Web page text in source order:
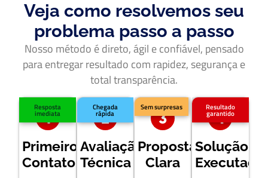
Veja como resolvemos seu
problema passo a passo
Nosso método é direto, ágil e confiável, pensado
para entregar resultado com rapidez, segurança e
total transparência.
Primeiro
Contato
Resposta
imediata
Avaliação
Técnica
Chegada
rápida
Proposta
Clara
Sem surpresas
Solução
Executada
Resultado
garantido